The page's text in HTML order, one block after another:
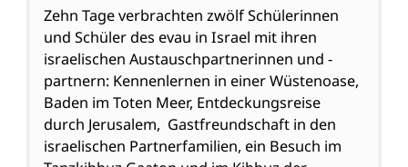
Zehn Tage verbrachten zwölf Schülerinnen
und Schüler des evau in Israel mit ihren
israelischen Austauschpartnerinnen und -
partnern: Kennenlernen in einer Wüstenoase,
Baden im Toten Meer, Entdeckungsreise
durch Jerusalem, Gastfreundschaft in den
israelischen Partnerfamilien, ein Besuch im
mit
der
gemeinsamen
Vergangenheit